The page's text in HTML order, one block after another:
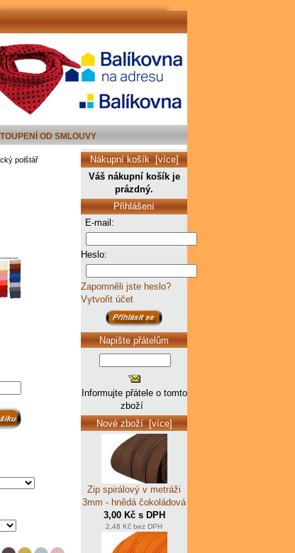
OD SMLOUVY
polštář
Nákupní košík [více]
Váš nákupní košík je
prázdný.
Přihlášení
E-mail:
Heslo:
Zapomněli jste heslo?
Vytvořit účet
Napište přátelům
Informujte přátele o tomto
zboží
Nové zboží [více]
Zip spirálový v metráži
3mm - hnědá čokoládová
3,00 Kč s DPH
2,48 Kč bez DPH